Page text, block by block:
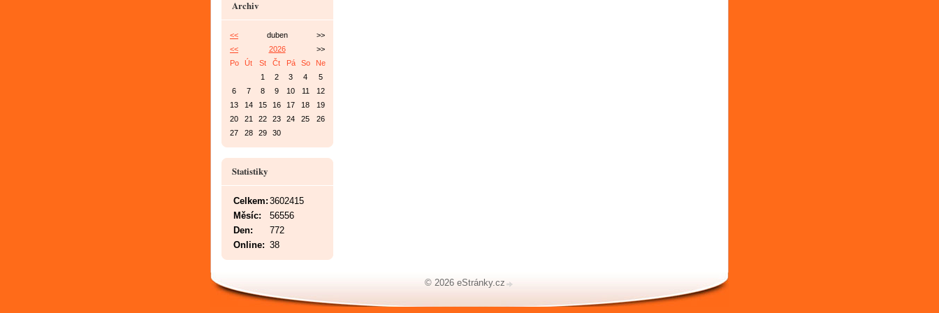
Archiv
<< duben
>>
<<
2026
>>
Po
Út St Čt Pá So
Ne
1
2 3 4
5
6
7 8 9 10 11
12
13
14 15 16 17 18
19
20
21 22 23 24 25
26
27
28 29 30
Statistiky
Online: 38
Celkem: 3602415
Měsíc:
56556
Den:
772
© 2026 eStránky.cz